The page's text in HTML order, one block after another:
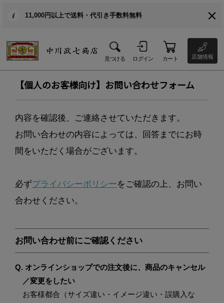
11,000円以上で送料・代引き手数料無料
見つける ログイン カート 店舗情報
【個人のお客様向け】お問い合わせフォーム
内容を確認後、ご連絡させていただきます。
お問い合わせの内容によっては、回答までにお時
間をいただく場合がございます。
必ずプライバシーポリシーをご確認の上、お問い
合わせください。
お問い合わせ前にご確認ください
Q. オンラインショップでの注文後に、商品のキャンセル
／変更をしたい
お客様都合（サイズ違い・イメージ違い・誤購入な